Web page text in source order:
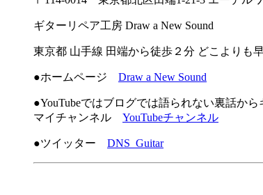
ギターリペア工房 Draw a New Sound
東京都 山手線 田端から徒歩２分 どこよりも
●ホームページ Draw a New Sound
●YouTubeではブログでは語られない裏話か
マイチャンネル YouTubeチャンネル
●ツイッター DNS_Guitar